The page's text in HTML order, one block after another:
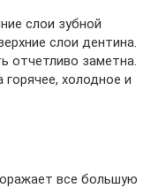
слои зубной
слои дентина.
отчетливо заметна.
холодное и
все большую